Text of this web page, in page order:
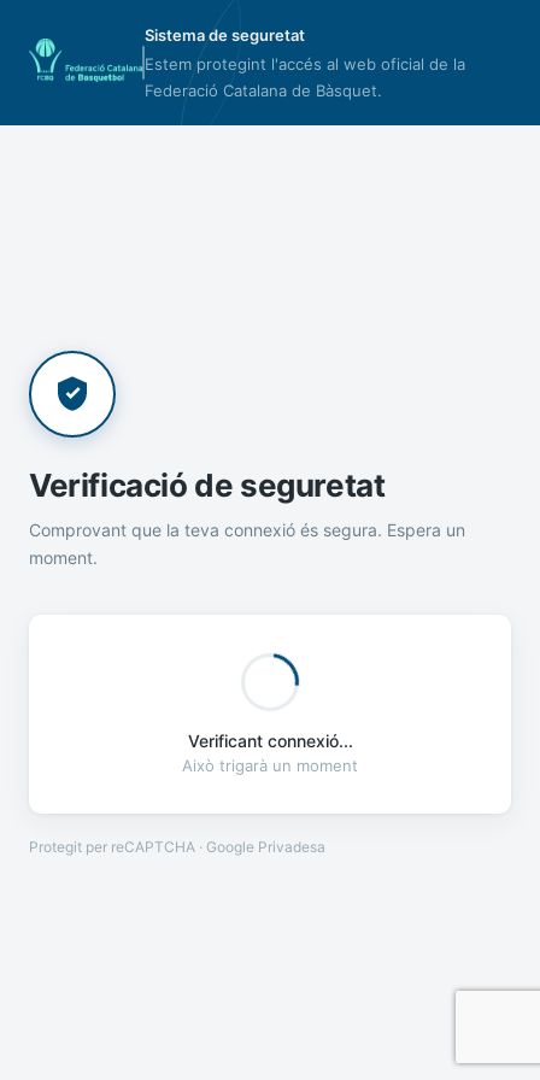
Sistema de seguretat
Estem protegint l'accés al web oficial de la
Federació Catalana de Bàsquet.
Verificació de seguretat
Comprovant que la teva connexió és segura. Espera un
moment.
Verificant connexió...
Això trigarà un moment
Protegit per reCAPTCHA · Google Privadesa